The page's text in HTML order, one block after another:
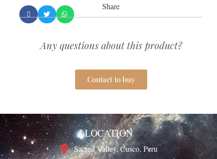
Share
Any questions about this product?
Contact to buy
LOCATION
Sacred Valley, Cusco, Peru